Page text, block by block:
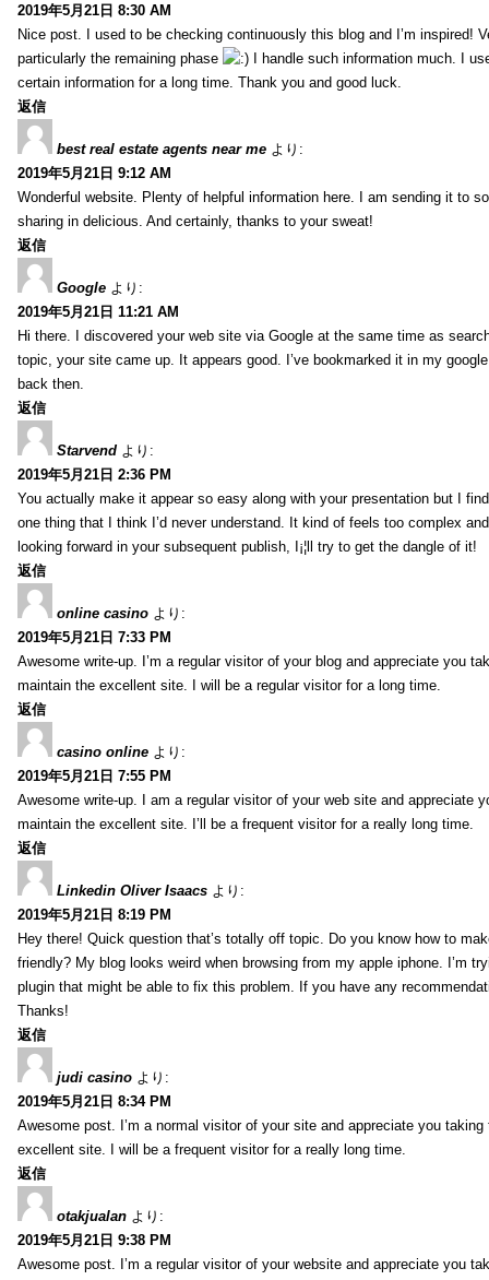
2019年5月21日 8:30 AM
Nice post. I used to be checking continuously this blog and I’m inspired!
particularly the remaining phase
I handle such information much. I
certain information for a long time. Thank you and good luck.
返信
best real estate agents near me より:
2019年5月21日 9:12 AM
Wonderful website. Plenty of helpful information here. I am sending it to
sharing in delicious. And certainly, thanks to your sweat!
返信
Google より:
2019年5月21日 11:21 AM
Hi there. I discovered your web site via Google at the same time as
topic, your site came up. It appears good. I’ve bookmarked it in my
back then.
返信
Starvend より:
2019年5月21日 2:36 PM
You actually make it appear so easy along with your presentation but I
one thing that I think I’d never understand. It kind of feels too complex
looking forward in your subsequent publish, I¡¦ll try to get the dangle of it!
返信
online casino より:
2019年5月21日 7:33 PM
Awesome write-up. I’m a regular visitor of your blog and appreciate you
maintain the excellent site. I will be a regular visitor for a long time.
返信
casino online より:
2019年5月21日 7:55 PM
Awesome write-up. I am a regular visitor of your web site and appreciate
maintain the excellent site. I’ll be a frequent visitor for a really long time.
返信
Linkedin Oliver Isaacs より:
2019年5月21日 8:19 PM
Hey there! Quick question that’s totally off topic. Do you know how to
friendly? My blog looks weird when browsing from my apple iphone. I’m
plugin that might be able to fix this problem. If you have any
Thanks!
返信
judi casino より:
2019年5月21日 8:34 PM
Awesome post. I’m a normal visitor of your site and appreciate you
excellent site. I will be a frequent visitor for a really long time.
返信
otakjualan より:
2019年5月21日 9:38 PM
Awesome post. I’m a regular visitor of your website and appreciate you